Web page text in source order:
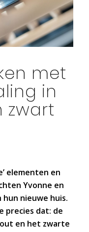
met
in
zwart
elementen en
Yvonne en
hun nieuwe huis.
precies dat: de
en het zwarte